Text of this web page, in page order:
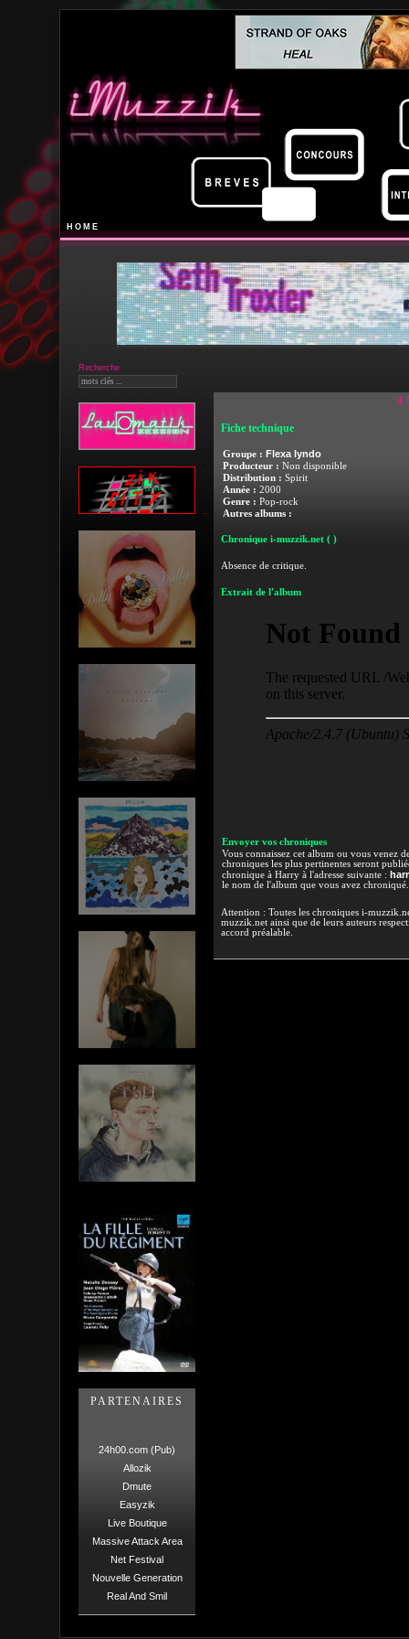
HOME
Recherche
PARTENAIRES
24h00.com (Pub)
Allozik
Dmute
Easyzik
Live Boutique
Massive Attack Area
Net Festival
Nouvelle Generation
Real And Smil
Fiche technique
Groupe : Flexa lyndo
Producteur : Non disponible
Distribution : Spirit
Année : 2000
Genre : Pop-rock
Autres albums :
Chronique i-muzzik.net ( )
Absence de critique.
Extrait de l'album
Envoyer vos chroniques
Vous connaissez cet album ou vous venez
chroniques les plus pertinentes seront
chronique à Harry à l'adresse suivante :
le nom de l'album que vous avez
Attention : Toutes les chroniques i-
muzzik.net ainsi que de leurs auteurs
accord préalable.